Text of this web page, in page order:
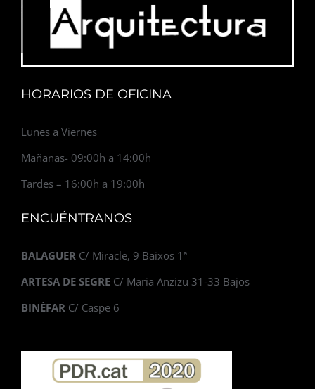
HORARIOS DE OFICINA
Lunes a Viernes
Mañanas- 09:00h a 14:00h
Tardes – 16:00h a 19:00h
ENCUÉNTRANOS
BALAGUER C/ Miracle, 9 Baixos 1ª
ARTESA DE SEGRE C/ Maria Anzizu 31-33 Bajos
BINÉFAR C/ Caspe 6